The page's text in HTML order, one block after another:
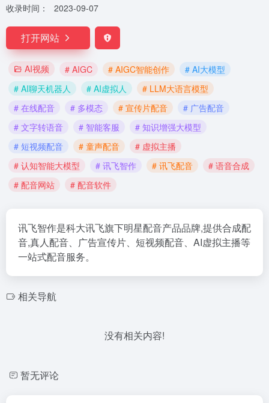
收录时间：
2023-09-07
打开网站
AI视频 # AIGC # AIGC智能创作
# AI大模型
# AI聊天机器人
# AI虚拟人
# LLM大语言模型
# 在线配音
# 多模态 # 宣传片配音
# 广告配音
# 文字转语音
# 智能客服
# 知识增强大模型
# 短视频配音
# 童声配音
# 虚拟主播
# 认知智能大模型
# 讯飞智作 # 讯飞配音
# 语音合成
# 配音网站
# 配音软件
讯飞智作是科大讯飞旗下明星配音产品品牌,提供合成配
音,真人配音、广告宣传片、短视频配音、AI虚拟主播等
一站式配音服务。
相关导航
没有相关内容!
暂无评论